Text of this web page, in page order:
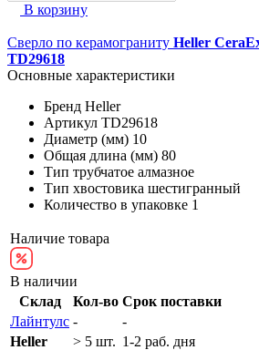
В корзину
Сверло по керамограниту Heller
TD29618
Основные характеристики
Бренд Heller
Артикул TD29618
Диаметр (мм) 10
Общая длина (мм) 80
Тип трубчатое алмазное
Тип хвостовика шестигранный
Количество в упаковке 1
Наличие товара
В наличии
Склад
Кол-во Срок поставки
Лайнтулс -
-
Heller
> 5 шт. 1-2 раб. дня